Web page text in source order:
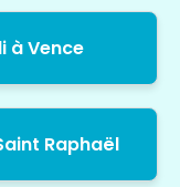
à Vence
Raphaël